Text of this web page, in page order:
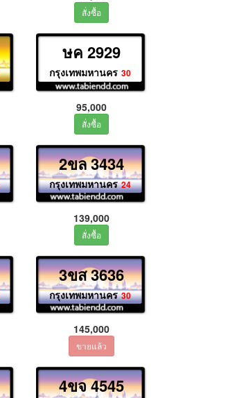
ษค 2929
กรุงเทพมหานคร 30
95,000
2ขล 3434
กรุงเทพมหานคร 24
139,000
3ขส 3636
กรุงเทพมหานคร 30
145,000
4ขจ 4545